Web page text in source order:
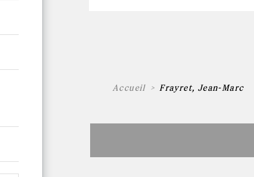
Accueil Frayret, Jean-Marc